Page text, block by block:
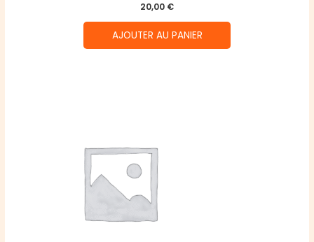
20,00 €
AJOUTER AU PANIER